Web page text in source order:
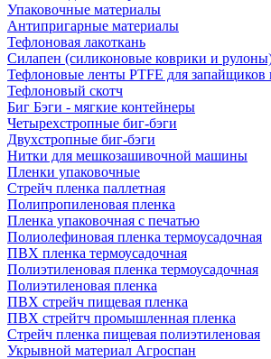
Упаковочные материалы
Антипригарные материалы
Тефлоновая лакоткань
Силапен (силиконовые коврики и
Тефлоновые ленты PTFE для запайщиков
Тефлоновый скотч
Биг Бэги - мягкие контейнеры
Четырехстропные биг-бэги
Двухстропные биг-бэги
Нитки для мешкозашивочной машины
Пленки упаковочные
Стрейч пленка паллетная
Полипропиленовая пленка
Пленка упаковочная с печатью
Полиолефиновая пленка термоусадочная
ПВХ пленка термоусадочная
Полиэтиленовая пленка термоусадочная
Полиэтиленовая пленка
ПВХ стрейч пищевая пленка
ПВХ стрейтч промышленная пленка
Стрейч пленка пищевая полиэтиленовая
Укрывной материал Агроспан